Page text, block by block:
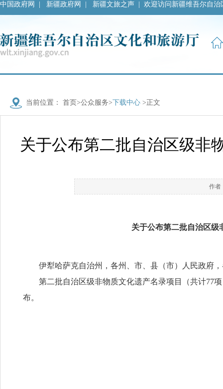
中国政府网 新疆政府网 新疆文旅之声 欢迎访问新疆维吾尔自
当前位置： 首页 >公众服务>下载中心 >正文
关于公布第二批自治区级非
作者
关于公布第二批自治区级
伊犁哈萨克自治州，各州、市、县（市）人民政府
第二批自治区级非物质文化遗产名录项目（共计77
布。